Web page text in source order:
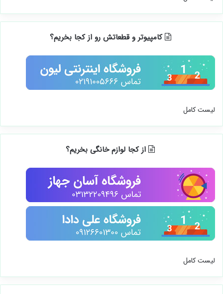
کامپیوتر و قطعاتش رو از کجا بخریم؟
لیست کامل
از کجا لوازم خانگی بخریم؟
لیست کامل